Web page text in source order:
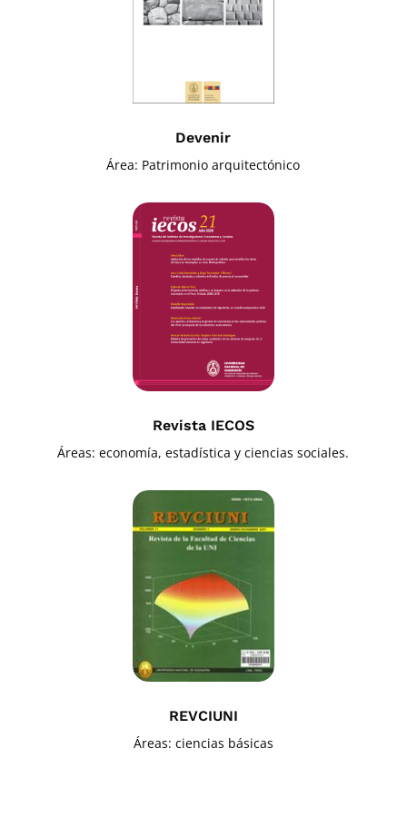
Devenir
Área: Patrimonio arquitectónico
Revista IECOS
Áreas: economía, estadística y ciencias sociales.
REVCIUNI
Áreas: ciencias básicas